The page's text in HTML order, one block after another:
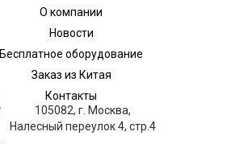
О компании
Новости
Бесплатное оборудование
Заказ из Китая
Контакты
105082, г. Москва,
Налесный переулок 4, стр.4